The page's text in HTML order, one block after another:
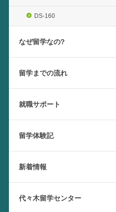
DS-160
なぜ留学なの?
留学までの流れ
就職サポート
留学体験記
新着情報
代々木留学センター